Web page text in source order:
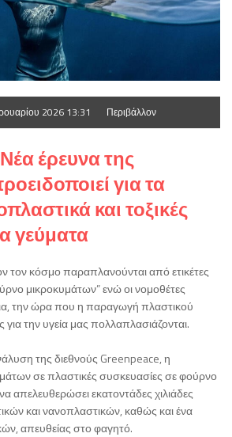
2026 13:31 Περιβάλλον
έρευνα της
για τα
και τοξικές
γεύματα
τον κόσμο παραπλανούνται από ετικέτες
μικροκυμάτων” ενώ οι νομοθέτες
την ώρα που η παραγωγή πλαστικού
για την υγεία μας πολλαπλασιάζονται.
της διεθνούς Greenpeace, η
σε πλαστικές συσκευασίες σε φούρνο
απελευθερώσει εκατοντάδες χιλιάδες
και νανοπλαστικών, καθώς και ένα
απευθείας στο φαγητό.